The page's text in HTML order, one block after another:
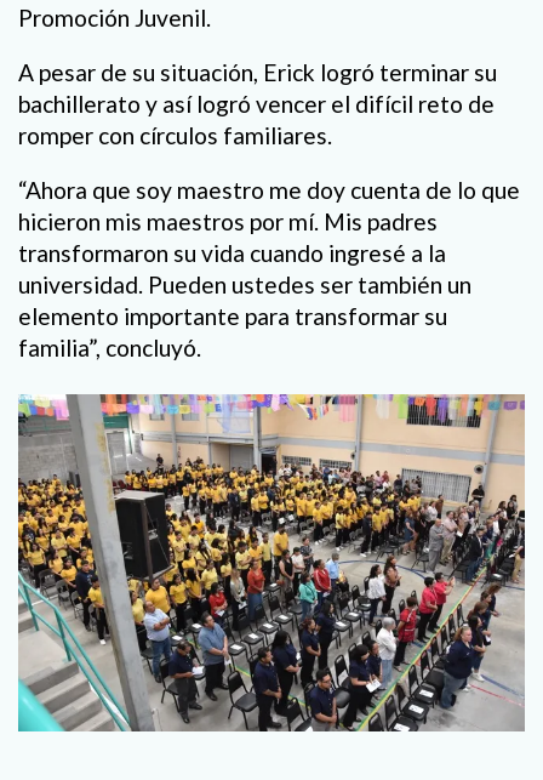
Promoción Juvenil.
A pesar de su situación, Erick logró terminar su
bachillerato y así logró vencer el difícil reto de
romper con círculos familiares.
“Ahora que soy maestro me doy cuenta de lo que
hicieron mis maestros por mí. Mis padres
transformaron su vida cuando ingresé a la
universidad. Pueden ustedes ser también un
elemento importante para transformar su
familia”, concluyó.